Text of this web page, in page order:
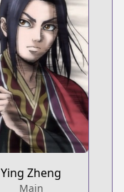
Ying Zheng
Main